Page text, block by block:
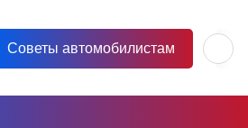
Советы автомобилистам